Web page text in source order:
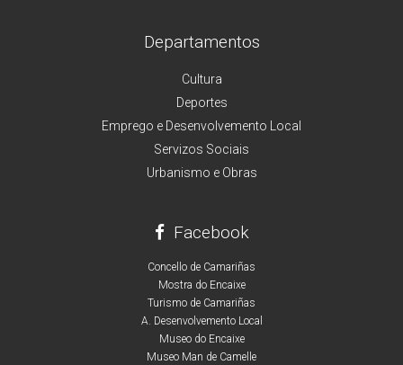
Departamentos
Cultura
Deportes
Emprego e Desenvolvemento Local
Servizos Sociais
Urbanismo e Obras
Facebook
Concello de Camariñas
Mostra do Encaixe
Turismo de Camariñas
A. Desenvolvemento Local
Museo do Encaixe
Museo Man de Camelle